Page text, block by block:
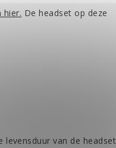
hier. De headset op deze
levensduur van de headset